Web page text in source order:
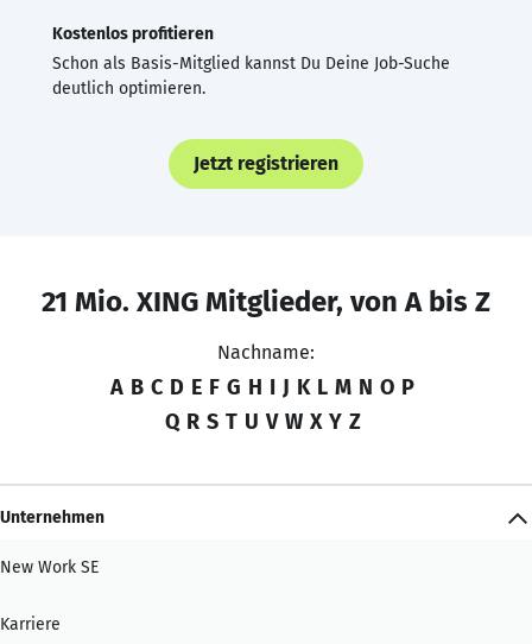
Kostenlos profitieren
Schon als Basis-Mitglied kannst Du Deine Job-Suche
deutlich optimieren.
Jetzt registrieren
21 Mio. XING Mitglieder, von A bis Z
Nachname:
A B C D E F G H I J K L M N O P
Q R S T U V W X Y Z
Unternehmen
New Work SE
Karriere